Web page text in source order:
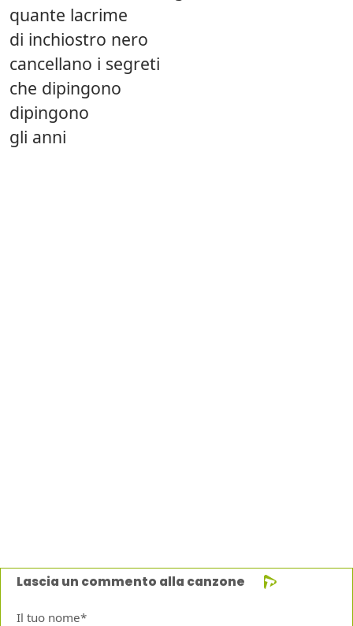
quante lacrime
di inchiostro nero
cancellano i segreti
che dipingono
dipingono
gli anni
Lascia un commento alla canzone
Il tuo nome*